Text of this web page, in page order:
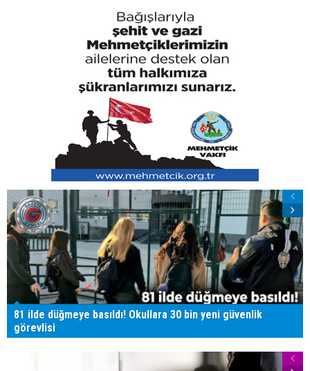
81 ilde düğmeye basıldı! Okullara 30 bin yeni güvenlik
görevlisi